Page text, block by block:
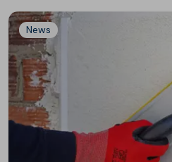
News